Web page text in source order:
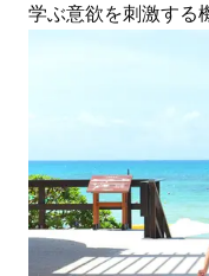
学ぶ意欲を刺激する